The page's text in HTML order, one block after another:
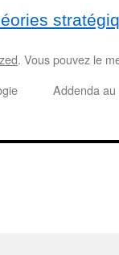
. Vous pouvez le
Addenda